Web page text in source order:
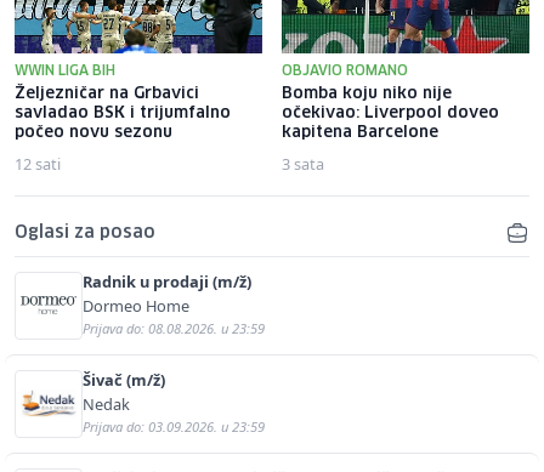
WWIN LIGA BIH
Željezničar na Grbavici
savladao BSK i trijumfalno
počeo novu sezonu
12 sati
OBJAVIO ROMANO
Bomba koju niko nije
očekivao: Liverpool doveo
kapitena Barcelone
3 sata
Oglasi za posao
Radnik u prodaji (m/ž)
Dormeo Home
Prijava do: 08.08.2026. u 23:59
Šivač (m/ž)
Nedak
Prijava do: 03.09.2026. u 23:59